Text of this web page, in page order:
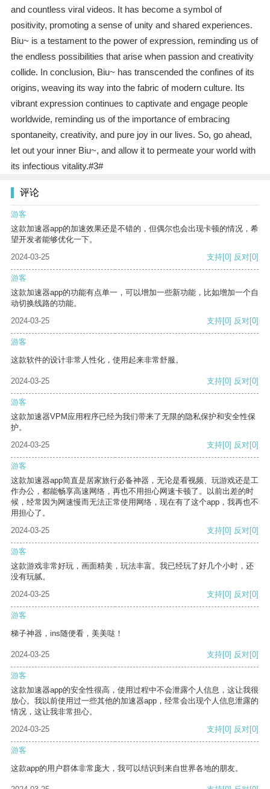
and countless viral videos. It has become a symbol of
positivity, promoting a sense of unity and shared experiences.
Biu~ is a testament to the power of expression, reminding us of
the endless possibilities that arise when passion and creativity
collide. In conclusion, Biu~ has transcended the confines of its
origins, weaving its way into the fabric of modern culture. Its
vibrant expression continues to captivate and engage people
worldwide, reminding us of the importance of embracing
spontaneity, creativity, and pure joy in our lives. So, go ahead,
let out your inner Biu~, and allow it to permeate your world with
its infectious vitality.#3#
评论
游客
这款加速器app的加速效果还是不错的，但偶尔也会出现卡顿的情况，希
望开发者能够优化一下。
2024-03-25
支持[0] 反对[0]
游客
这款加速器app的功能有点单一，可以增加一些新功能，比如增加一个自
动切换线路的功能。
2024-03-25
支持[0] 反对[0]
游客
这款软件的设计非常人性化，使用起来非常舒服。
2024-03-25 支持[0] 反对[0]
游客
这款加速器VPM应用程序已经为我们带来了无限的隐私保护和安全性保
护。
2024-03-25
支持[0] 反对[0]
游客
这款加速器app简直是居家旅行必备神器，无论是看视频、玩游戏还是工
作办公，都能畅享高速网络，再也不用担心网速卡顿了。以前出差的时
候，经常因为网速慢而无法正常使用网络，现在有了这个app，我再也不
用担心了。
2024-03-25
支持[0] 反对[0]
游客
这款游戏非常好玩，画面精美，玩法丰富。我已经玩了好几个小时，还
没有玩腻。
2024-03-25
支持[0] 反对[0]
游客
梯子神器，ins随便看，美美哒！
2024-03-25 支持[0] 反对[0]
游客
这款加速器app的安全性很高，使用过程中不会泄露个人信息，这让我很
放心。我以前使用过一些其他的加速器app，经常会出现个人信息泄露的
情况，这让我非常担心。
2024-03-25
支持[0] 反对[0]
游客
这款app的用户群体非常庞大，我可以结识到来自世界各地的朋友。